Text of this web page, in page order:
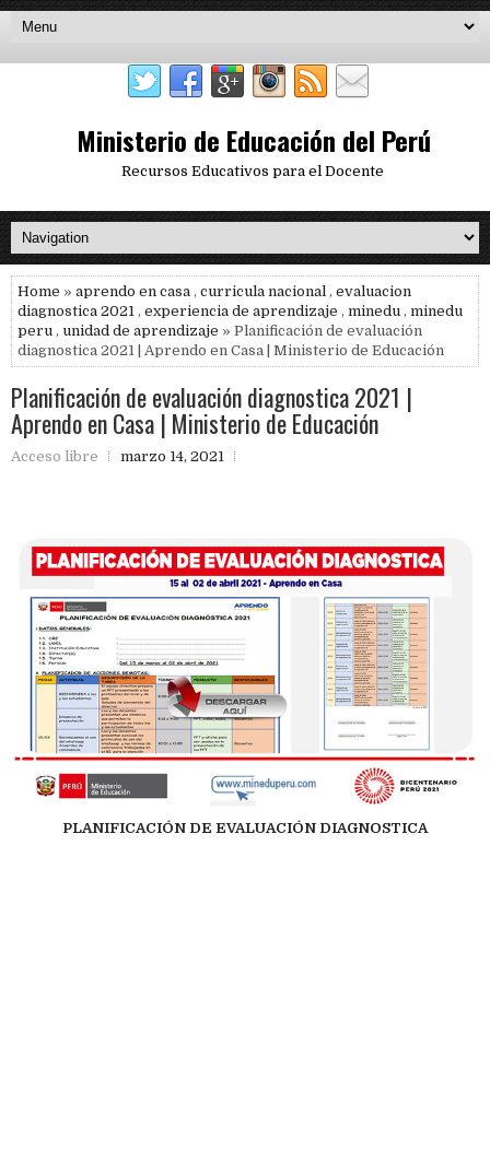
Ministerio de Educación del Perú
Recursos Educativos para el Docente
Home » aprendo en casa , curricula nacional , evaluacion
diagnostica 2021 , experiencia de aprendizaje , minedu , minedu
peru , unidad de aprendizaje » Planificación de evaluación
diagnostica 2021 | Aprendo en Casa | Ministerio de Educación
Planificación de evaluación diagnostica 2021 |
Aprendo en Casa | Ministerio de Educación
Acceso libre marzo 14, 2021
PLANIFICACIÓN DE EVALUACIÓN DIAGNOSTICA